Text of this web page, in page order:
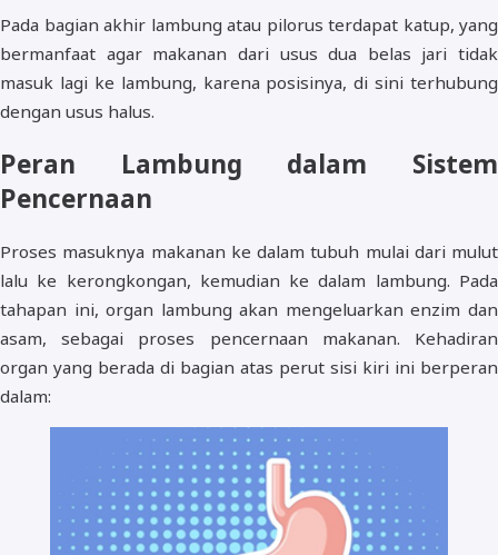
Pada bagian akhir lambung atau pilorus terdapat katup, yang
bermanfaat agar makanan dari usus dua belas jari tidak
masuk lagi ke lambung, karena posisinya, di sini terhubung
dengan usus halus.
Peran Lambung dalam Sistem
Pencernaan
Proses masuknya makanan ke dalam tubuh mulai dari mulut
lalu ke kerongkongan, kemudian ke dalam lambung. Pada
tahapan ini, organ lambung akan mengeluarkan enzim dan
asam, sebagai proses pencernaan makanan. Kehadiran
organ yang berada di bagian atas perut sisi kiri ini berperan
dalam: